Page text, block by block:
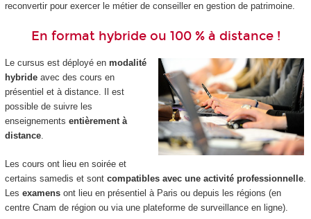
reconvertir pour exercer le métier de conseiller en gestion de patrimoine.
En format hybride ou 100 % à distance !
Le cursus est déployé en modalité
hybrideavec des cours en
présentiel et à distance. Il est
possible de suivre les
enseignements entièrement à
distance.
Les cours ont lieu en soirée et
certains samedis et sont compatibles avec une activité professionnelle.
Les examensont lieu en présentiel à Paris ou depuis les régions (en
centre Cnam de région ou via une plateforme de surveillance en ligne).